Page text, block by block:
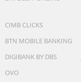
CIMB CLICKS
BTN MOBILE BANKING
DIGIBANK BY DBS
OVO